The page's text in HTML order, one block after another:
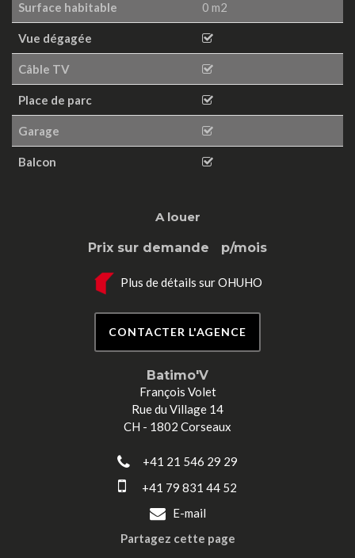
Surface habitable 0 m2
Vue dégagée
Câble TV
Place de parc
Garage
Balcon
A louer
Prix sur demande p/mois
Plus de détails sur OHUHO
CONTACTER L'AGENCE
Batimo'V
François Volet
Rue du Village 14
CH - 1802 Corseaux
+41 21 546 29 29
+41 79 831 44 52
E-mail
Partagez cette page